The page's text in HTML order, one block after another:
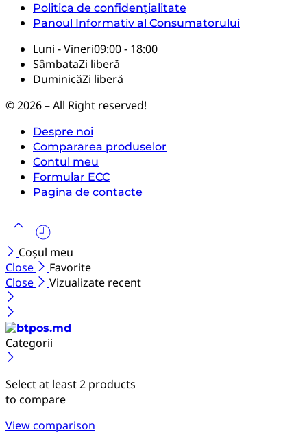
Politica de confidențialitate
Panoul Informativ al Consumatorului
Luni - Vineri09:00 - 18:00
SâmbataZi liberă
DuminicăZi liberă
© 2026 – All Right reserved!
Despre noi
Compararea produselor
Contul meu
Formular ECC
Pagina de contacte
Coșul meu
Close
Favorite
Close
Vizualizate recent
Categorii
Select at least 2 products
to compare
View comparison